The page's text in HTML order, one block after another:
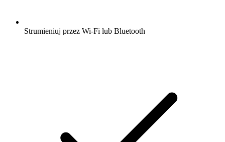
Strumieniuj przez Wi-Fi lub Bluetooth